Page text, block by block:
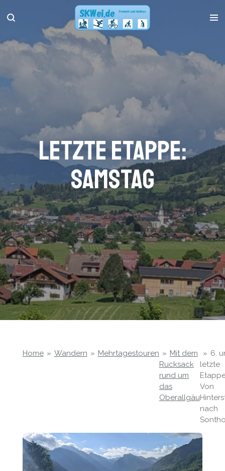
Hauptinhalt
Letzte Etappe:
Samstag
Home » Wandern » Mehrtagestouren » Mit dem
Rucksack
rund um
das
Oberallgäu
» 6.
letzte
Von
nach